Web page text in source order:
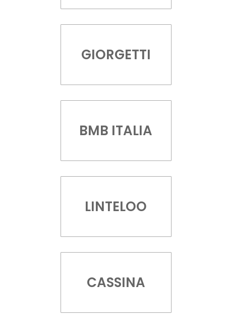
GIORGETTI
BMB ITALIA
LINTELOO
CASSINA